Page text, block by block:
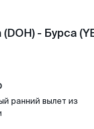
- Бурса
ранний вылет из